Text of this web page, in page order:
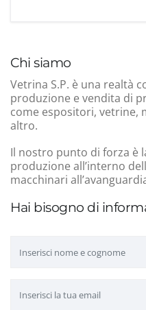
Hai bisogno di
Chi siamo
Vetrina S.P. è una realtà
produzione e vendita di
come espositori, vetrine,
altro.
Il nostro punto di forza è
produzione all’interno
macchinari